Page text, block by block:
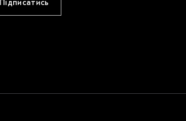
Підписатись